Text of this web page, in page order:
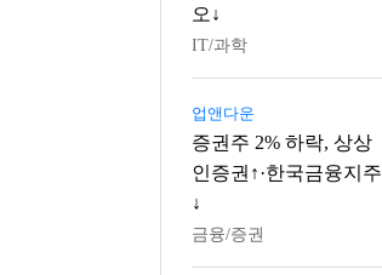
오↓
IT/과학
업앤다운
증권주 2% 하락, 상상
인증권↑·한국금융지주
↓
금융/증권